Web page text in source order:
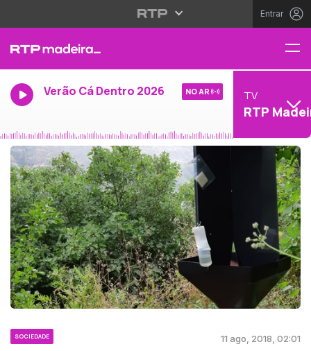
Entrar
Verão Cá Dentro 2026 NO AR TV
RTP
SOCIEDADE 11 ago, 2018, 02:01